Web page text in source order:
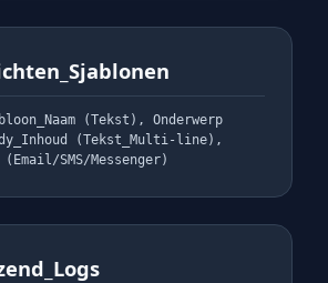
(Tekst), Onderwerp
(Tekst_Multi-line),
(Email/SMS/Messenger)